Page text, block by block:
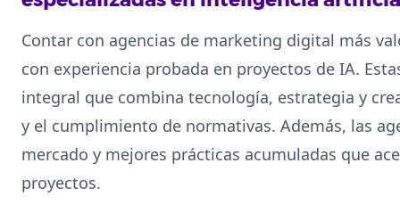
Contar con agencias de marketing digital más
con experiencia probada en proyectos de IA.
integral que combina tecnología, estrategia y
y el cumplimiento de normativas. Además, las
mercado y mejores prácticas acumuladas que
proyectos.